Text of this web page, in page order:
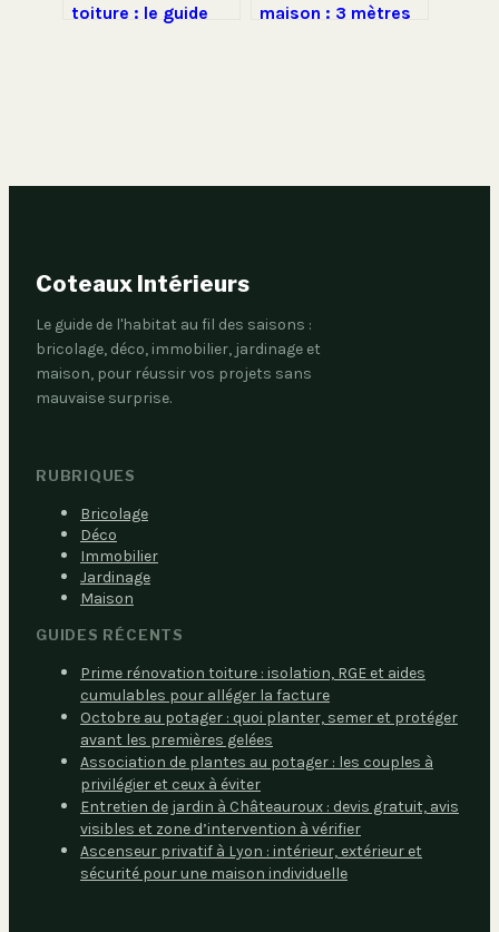
toiture : le guide
maison : 3 mètres
Coteaux Intérieurs
Le guide de l'habitat au fil des saisons :
bricolage, déco, immobilier, jardinage et
maison, pour réussir vos projets sans
mauvaise surprise.
RUBRIQUES
Bricolage
Déco
Immobilier
Jardinage
Maison
GUIDES RÉCENTS
Prime rénovation toiture : isolation, RGE et aides
cumulables pour alléger la facture
Octobre au potager : quoi planter, semer et protéger
avant les premières gelées
Association de plantes au potager : les couples à
privilégier et ceux à éviter
Entretien de jardin à Châteauroux : devis gratuit, avis
visibles et zone d’intervention à vérifier
Ascenseur privatif à Lyon : intérieur, extérieur et
sécurité pour une maison individuelle